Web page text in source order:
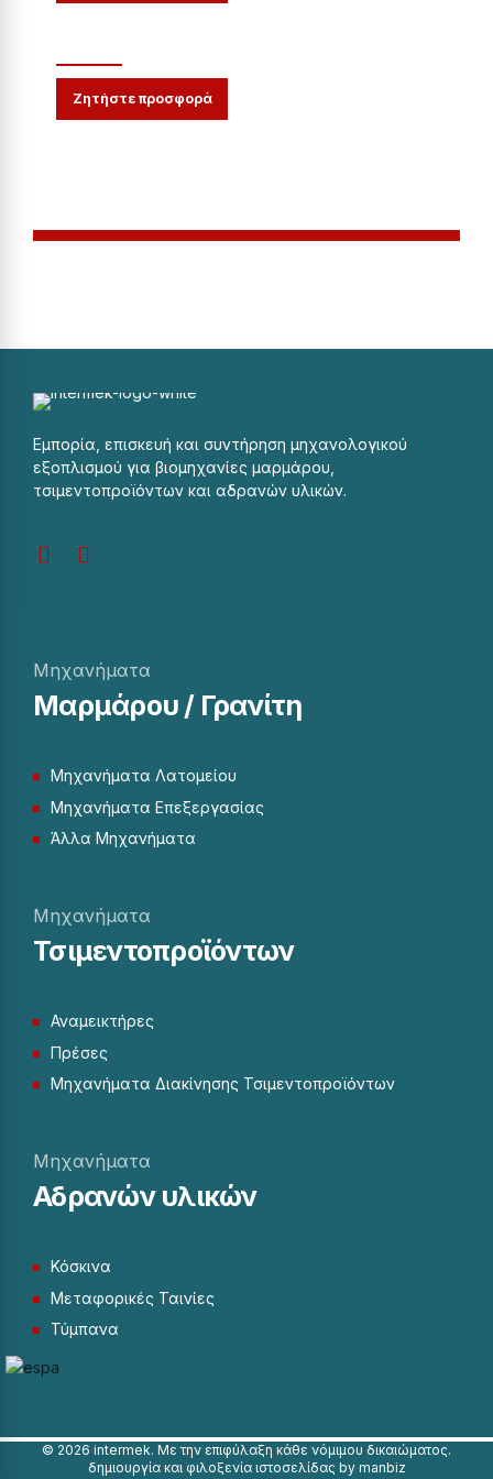
Ζητήστε προσφορά
Εμπορία, επισκευή και συντήρηση μηχανολογικού
εξοπλισμού για βιομηχανίες μαρμάρου,
τσιμεντοπροϊόντων και αδρανών υλικών.
Μηχανήματα
Μαρμάρου / Γρανίτη
Μηχανήματα Λατομείου
Μηχανήματα Επεξεργασίας
Άλλα Μηχανήματα
Μηχανήματα
Τσιμεντοπροϊόντων
Αναμεικτήρες
Πρέσες
Μηχανήματα Διακίνησης Τσιμεντοπροϊόντων
Μηχανήματα
Αδρανών υλικών
Κόσκινα
Μεταφορικές Ταινίες
Τύμπανα
© 2026 intermek. Με την επιφύλαξη κάθε νόμιμου δικαιώματος.
δημιουργία και φιλοξενία ιστοσελίδας by manbiz